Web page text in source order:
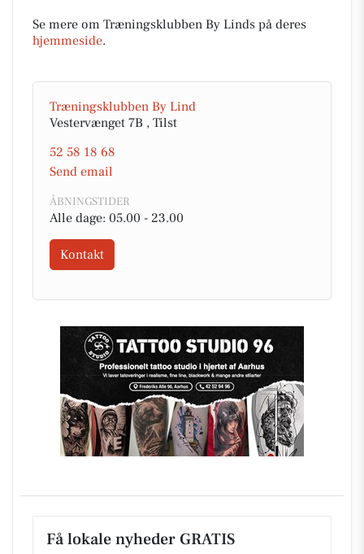
Se mere om Træningsklubben By Linds på deres
hjemmeside.
Træningsklubben By Lind
Vestervænget 7B , Tilst
52 58 18 68
Send email
ÅBNINGSTIDER
Alle dage: 05.00 - 23.00
Kontakt
Få lokale nyheder GRATIS